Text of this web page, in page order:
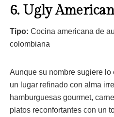
6. Ugly
Tipo: Cocina americana de
colombiana
Aunque su nombre sugiere
un lugar refinado con alma
hamburguesas gourmet,
platos reconfortantes con un